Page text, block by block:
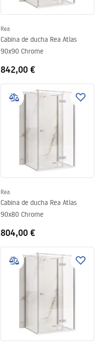
Rea
Cabina de ducha Rea Atlas
90x90 Chrome
842,00 €
Rea
Cabina de ducha Rea Atlas
90x80 Chrome
804,00 €